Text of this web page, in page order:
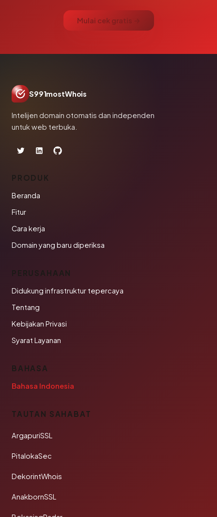
Mulai cek gratis →
S991mostWhois
Intelijen domain otomatis dan independen
untuk web terbuka.
PRODUK
Beranda
Fitur
Cara kerja
Domain yang baru diperiksa
PERUSAHAAN
Didukung infrastruktur tepercaya
Tentang
Kebijakan Privasi
Syarat Layanan
BAHASA
Bahasa Indonesia
TAUTAN SAHABAT
ArgapuriSSL
PitalokaSec
DekorintWhois
AnakbornSSL